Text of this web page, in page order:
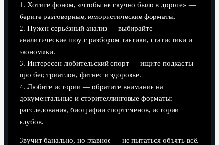
1. Хотите фоном, «чтобы не скучно было в дороге» —
берите разговорные, юмористические форматы.
2. Нужен серьёзный анализ — выбирайте
аналитические шоу с разбором тактики, статистики и
экономики.
3. Интересен любительский спорт — ищите подкасты
про бег, триатлон, фитнес и здоровье.
4. Любите истории — обратите внимание на
документальные и сторителлинговые форматы:
расследования, биографии спортсменов, истории
клубов.
Звучит банально, но главное — не пытаться объять всё.